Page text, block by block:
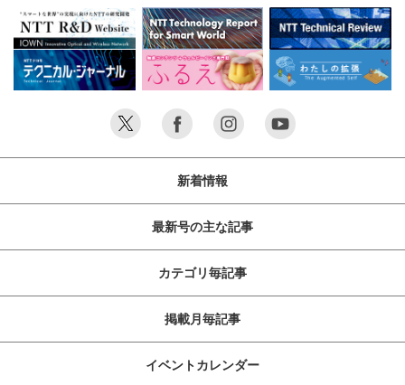
新着情報
最新号の主な記事
カテゴリ毎記事
掲載月毎記事
イベントカレンダー